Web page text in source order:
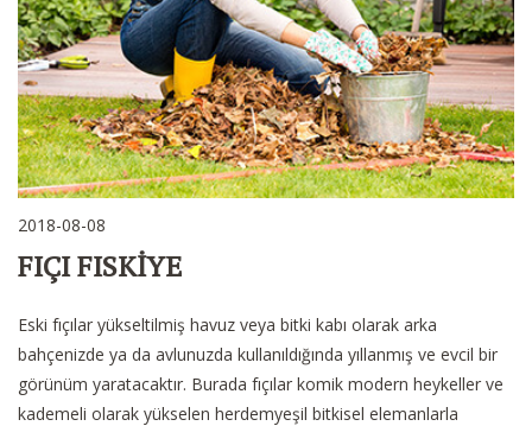
2018-08-08
FIÇI FISKİYE
Eski fıçılar yükseltilmiş havuz veya bitki kabı olarak arka
bahçenizde ya da avlunuzda kullanıldığında yıllanmış ve evcil bir
görünüm yaratacaktır. Burada fıçılar komik modern heykeller ve
kademeli olarak yükselen herdemyeşil bitkisel elemanlarla